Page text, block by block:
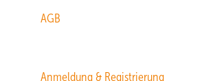
AGB
Anmeldung & Registrierung